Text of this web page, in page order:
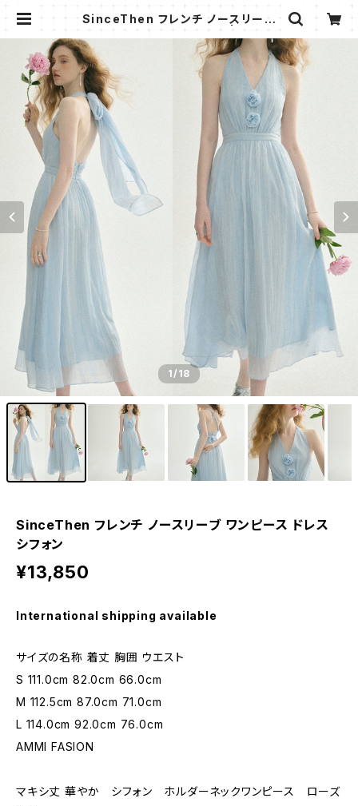
SinceThen フレンチ ノースリーブ
FASHION
1/18
SinceThen フレンチ ノースリーブ ワンピース ドレス
シフォン
¥13,850
International shipping available
サイズの名称 着丈 胸囲 ウエスト
S 111.0cm 82.0cm 66.0cm
M 112.5cm 87.0cm 71.0cm
L 114.0cm 92.0cm 76.0cm
AMMI FASION
マキシ丈 華やか シフォン ホルダーネックワンピース ローズ